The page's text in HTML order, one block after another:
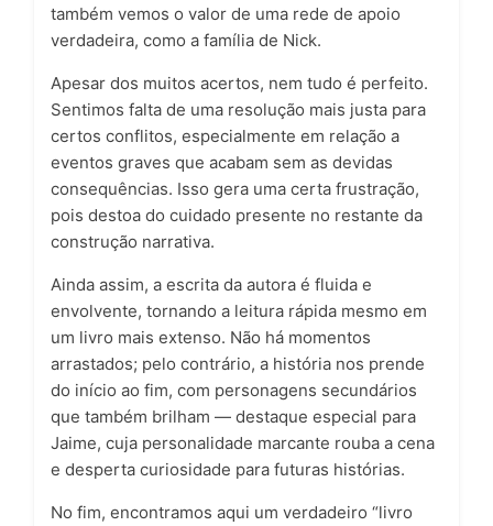
também vemos o valor de uma rede de apoio
verdadeira, como a família de Nick.
Apesar dos muitos acertos, nem tudo é perfeito.
Sentimos falta de uma resolução mais justa para
certos conflitos, especialmente em relação a
eventos graves que acabam sem as devidas
consequências. Isso gera uma certa frustração,
pois destoa do cuidado presente no restante da
construção narrativa.
Ainda assim, a escrita da autora é fluida e
envolvente, tornando a leitura rápida mesmo em
um livro mais extenso. Não há momentos
arrastados; pelo contrário, a história nos prende
do início ao fim, com personagens secundários
que também brilham — destaque especial para
Jaime, cuja personalidade marcante rouba a cena
e desperta curiosidade para futuras histórias.
No fim, encontramos aqui um verdadeiro “livro